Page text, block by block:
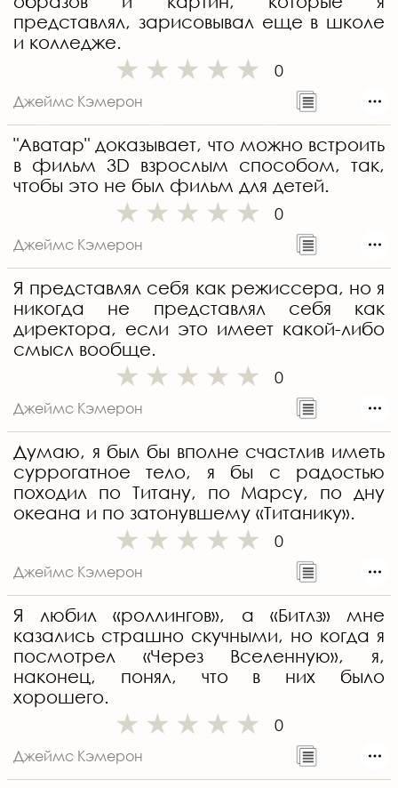
представлял, зарисовывал еще в школе
и колледже.
0
Джеймс Кэмерон
"Аватар" доказывает, что можно встроить
в фильм 3D взрослым способом, так,
чтобы это не был фильм для детей.
0
Джеймс Кэмерон
Я представлял себя как режиссера, но я
никогда не представлял себя как
директора, если это имеет какой-либо
смысл вообще.
0
Джеймс Кэмерон
Думаю, я был бы вполне счастлив иметь
суррогатное тело, я бы с радостью
походил по Титану, по Марсу, по дну
океана и по затонувшему «Титанику».
0
Джеймс Кэмерон
Я любил «роллингов», а «Битлз» мне
казались страшно скучными, но когда я
посмотрел «Через Вселенную», я,
наконец, понял, что в них было
хорошего.
0
Джеймс Кэмерон